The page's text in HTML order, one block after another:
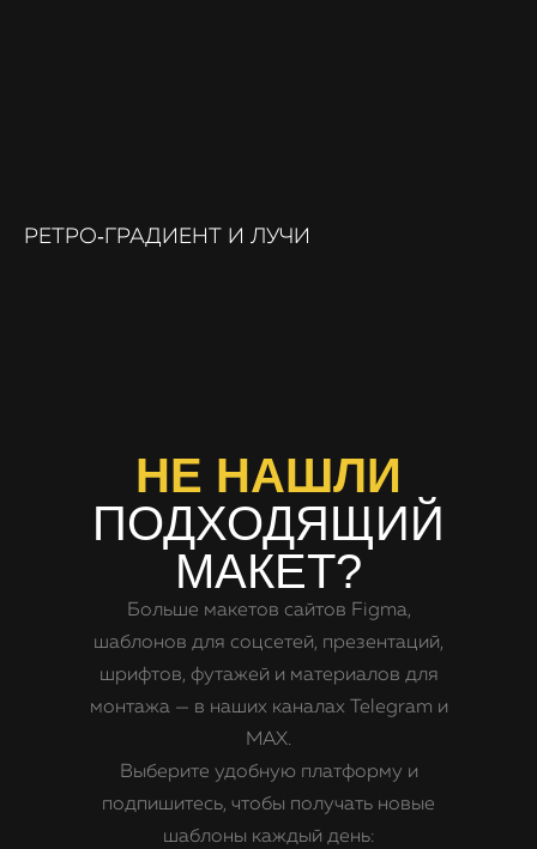
РЕТРО‑ГРАДИЕНТ И ЛУЧИ
НЕ НАШЛИ
ПОДХОДЯЩИЙ
МАКЕТ?
Больше макетов сайтов Figma,
шаблонов для соцсетей, презентаций,
шрифтов, футажей и материалов для
монтажа — в наших каналах Telegram и
MAX.
Выберите удобную платформу и
подпишитесь, чтобы получать новые
шаблоны каждый день: